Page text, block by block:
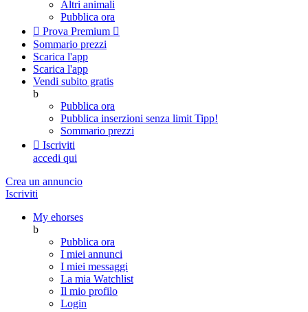
Altri animali
Pubblica ora
 Prova Premium 
Sommario prezzi
Scarica l'app
Scarica l'app
Vendi subito gratis
b
Pubblica ora
Pubblica inserzioni senza limit Tipp!
Sommario prezzi
 Iscriviti
accedi qui
Crea un annuncio
Iscriviti
My ehorses
b
Pubblica ora
I miei annunci
I miei messaggi
La mia Watchlist
Il mio profilo
Login